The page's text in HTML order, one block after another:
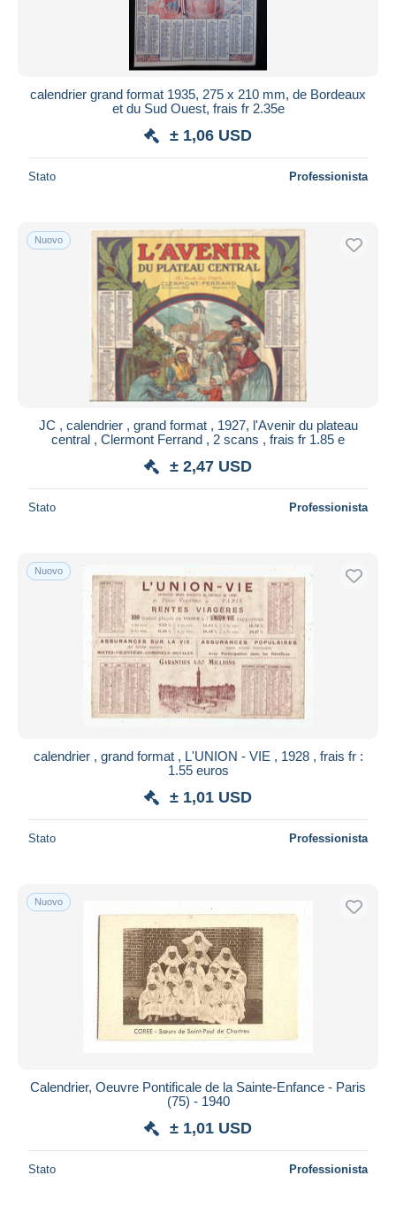
Mastercard
Bancontact
Maestro
Residenza del venditore
Aggiorna
calendrier grand format 1935, 275 x 210 mm, de Bordeaux
et du Sud Ouest, frais fr 2.35e
± 1,06 USD
Stato Professionista
Nuovo
JC , calendrier , grand format , 1927, l'Avenir du plateau
central , Clermont Ferrand , 2 scans , frais fr 1.85 e
± 2,47 USD
Stato Professionista
Nuovo
calendrier , grand format , L'UNION - VIE , 1928 , frais fr :
1.55 euros
± 1,01 USD
Stato Professionista
Nuovo
Calendrier, Oeuvre Pontificale de la Sainte-Enfance - Paris
(75) - 1940
± 1,01 USD
Stato Professionista